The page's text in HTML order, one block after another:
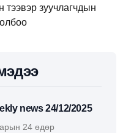
тээвэр зуучлагчдын
news 24/12/2025
24 өдөр